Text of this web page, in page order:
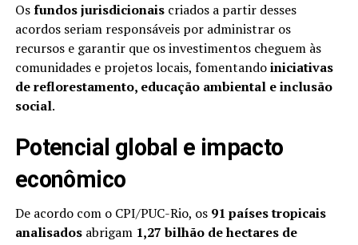
Osfundos jurisdicionaiscriados a partir desses
acordos seriam responsáveis por administrar os
recursos e garantir que os investimentos cheguem às
comunidades e projetos locais, fomentandoiniciativas
de reflorestamento, educação ambiental e inclusão
social.
Potencial global e impacto
econômico
De acordo com o CPI/PUC-Rio, os 91 países tropicais
analisadosabrigam 1,27 bilhão de hectares de